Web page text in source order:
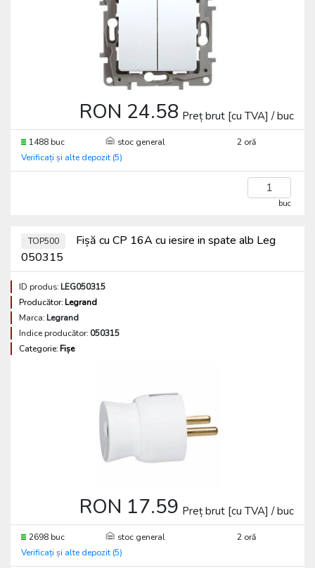
RON 24.58 Preț brut [cu TVA] / buc
1488 buc stoc general
2 oră
Verificați și alte depozit (5)
buc
TOP500
Fișă cu CP 16A cu iesire in spate alb Leg
050315
ID produs:LEG050315
Producător:Legrand
Marca:Legrand
Indice producător: 050315
Categorie:Fișe
RON 17.59 Preț brut [cu TVA] / buc
2698 buc stoc general
2 oră
Verificați și alte depozit (5)